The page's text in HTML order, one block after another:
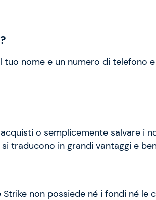
nome e un numero di telefono
o semplicemente salvare i
traducono in grandi vantaggi e
non possiede né i fondi né le